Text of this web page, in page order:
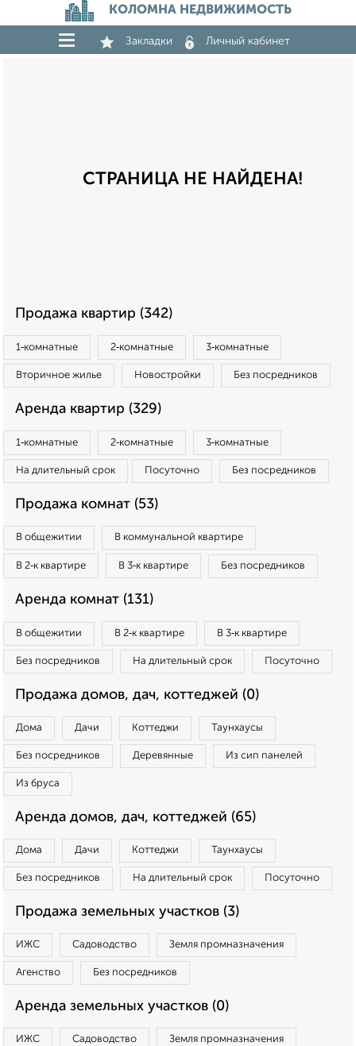
КОЛОМНА НЕДВИЖИМОСТЬ
Закладки Личный кабинет
СТРАНИЦА НЕ НАЙДЕНА!
Продажа квартир (342)
1‑комнатные 2‑комнатные 3‑комнатные
Вторичное жилье Новостройки Без посредников
Аренда квартир (329)
1‑комнатные 2‑комнатные 3‑комнатные
На длительный срок Посуточно Без посредников
Продажа комнат (53)
В общежитии В коммунальной квартире
В 2‑к квартире В 3‑к квартире Без посредников
Аренда комнат (131)
В общежитии В 2‑к квартире В 3‑к квартире
Без посредников На длительный срок Посуточно
Продажа домов, дач, коттеджей (0)
Дома Дачи Коттеджи Таунхаусы
Без посредников Деревянные Из сип панелей
Из бруса
Аренда домов, дач, коттеджей (65)
Дома Дачи Коттеджи Таунхаусы
Без посредников На длительный срок Посуточно
Продажа земельных участков (3)
ИЖС Садоводство Земля промназначения
Агенство Без посредников
Аренда земельных участков (0)
ИЖС Садоводство Земля промназначения